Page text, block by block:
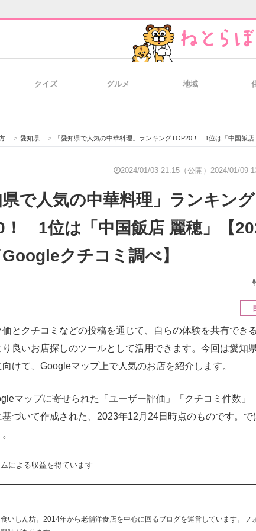
企業向けIT製品の総合サイト IT製品の技術・比較・事例
クイズ グルメ 地域
> 愛知県 > 「愛知県で人気の中華料理」ランキングTOP20！ 1位は「中国飯店 麗穂」【2024年1月版／
2024/01/03 21:15（公開） 2024/01/09
県で人気の中華料理」ランキング
！ 1位は「中国飯店 麗穂」【
クチコミ調べ】
とクチコミなどの投稿を通じて、自らの体験を共有でき
良いお店探しのツールとして活用できます。今回は愛知
けて、Googleマップ上で人気のお店を紹介します。
マップに寄せられた「ユーザー評価」「クチコミ件数」
づいて作成された、2023年12月24日時点のものです。で
による収益を得ています
いしん坊。2014年から老舗洋食店を中心に回るブログを運営しています。フ